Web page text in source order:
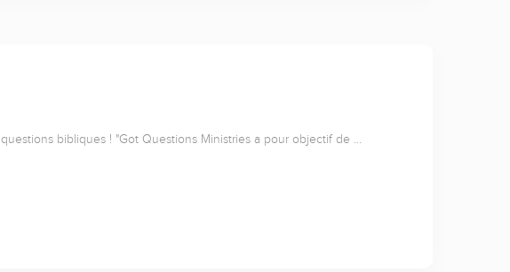
bibliques ! "Got Questions Ministries a pour objectif de …